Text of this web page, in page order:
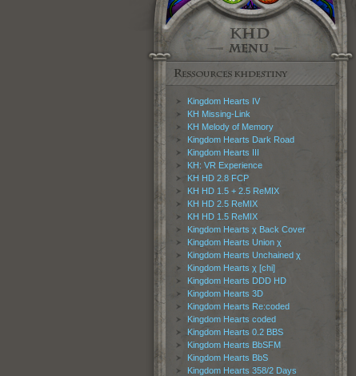
Kingdom Hearts IV
KH Missing-Link
KH Melody of Memory
Kingdom Hearts Dark Road
Kingdom Hearts III
KH: VR Experience
KH HD 2.8 FCP
KH HD 1.5 + 2.5 ReMIX
KH HD 2.5 ReMIX
KH HD 1.5 ReMIX
Kingdom Hearts χ Back Cover
Kingdom Hearts Union χ
Kingdom Hearts Unchained χ
Kingdom Hearts χ [chi]
Kingdom Hearts DDD HD
Kingdom Hearts 3D
Kingdom Hearts Re:coded
Kingdom Hearts coded
Kingdom Hearts 0.2 BBS
Kingdom Hearts BbSFM
Kingdom Hearts BbS
Kingdom Hearts 358/2 Days